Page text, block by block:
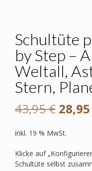
Schultüte
by Step –
Weltall,
Stern,
43,95€
43,95
28,95
inkl. 19 % MwSt.
Klicke auf
Schultüte selbst